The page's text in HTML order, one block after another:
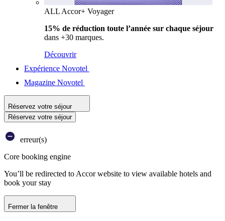
ALL Accor+ Voyager
15% de réduction toute l’année sur chaque séjour
dans +30 marques.
Découvrir
Expérience Novotel
Magazine Novotel
Réservez votre séjour
Réservez votre séjour
erreur(s)
Core booking engine
You’ll be redirected to Accor website to view available hotels and
book your stay
Fermer la fenêtre